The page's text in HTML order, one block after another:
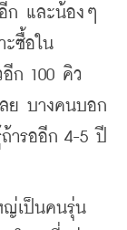
ก และน้องๆ
ะซื้อใน
ก 100 คิว
ลย บางคนบอก
ารออีก 4-5 ปี
เป็นคนรุ่น